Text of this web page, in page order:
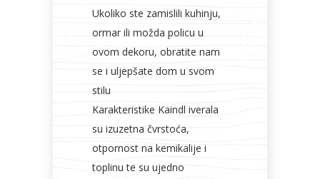
Metalna
galanterija
Elektromaterijal
Vijčana
roba
Ukoliko ste zamislili kuhinju,
ormar ili možda policu u
ovom dekoru, obratite nam
se i uljepšate dom u svom
stilu
Karakteristike Kaindl iverala
su izuzetna čvrstoća,
otpornost na kemikalije i
toplinu te su ujedno